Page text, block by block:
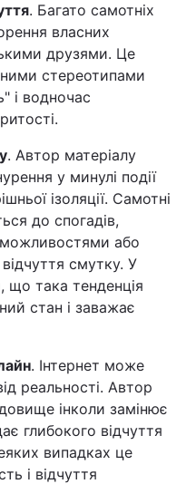
. Багато самотніх
власних
друзями. Це
стереотипами
і водночас
. Автор матеріалу
у минулі події
ізоляції. Самотні
до спогадів,
можливостями або
смутку. У
що така тенденція
стан і заважає
. Інтернет може
реальності. Автор
інколи замінює
глибокого відчуття
випадках це
і відчуття